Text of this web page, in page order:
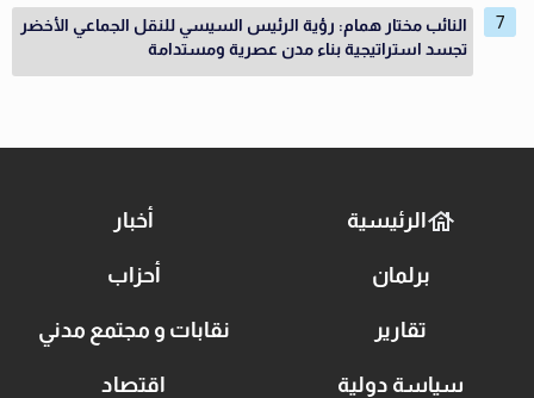
النائب مختار همام: رؤية الرئيس السيسي للنقل الجماعي الأخضر
تجسد استراتيجية بناء مدن عصرية ومستدامة
الرئيسية أخبار
برلمان أحزاب
تقارير نقابات و مجتمع مدني
سياسة دولية اقتصاد